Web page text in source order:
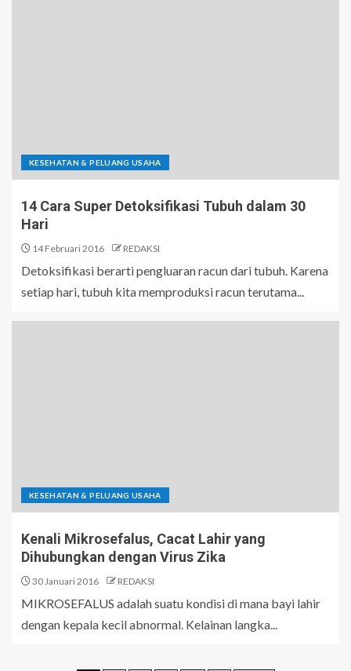
KESEHATAN & PELUANG USAHA
14 Cara Super Detoksifikasi Tubuh dalam 30
Hari
14 Februari 2016 REDAKSI
Detoksifikasi berarti pengluaran racun dari tubuh. Karena
setiap hari, tubuh kita memproduksi racun terutama...
KESEHATAN & PELUANG USAHA
Kenali Mikrosefalus, Cacat Lahir yang
Dihubungkan dengan Virus Zika
30 Januari 2016 REDAKSI
MIKROSEFALUS adalah suatu kondisi di mana bayi lahir
dengan kepala kecil abnormal. Kelainan langka...